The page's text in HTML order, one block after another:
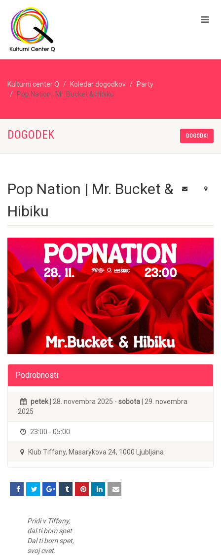
Kulturni center Q Koledar dogodkov
Party
Pop Nation | Mr. Bucket & Hibiku
DOGODEK DOGODKI
Pop Nation | Mr. Bucket &
Hibiku
Podrobnosti
petek | 28. novembra 2025 - sobota | 29. novembra
2025
23:00 - 05:00
Klub Tiffany, Masarykova 24, 1000 Ljubljana
Pridi v Tiffany,
dal ti bom spet
Dal ti bom spet,
svoj cvet.